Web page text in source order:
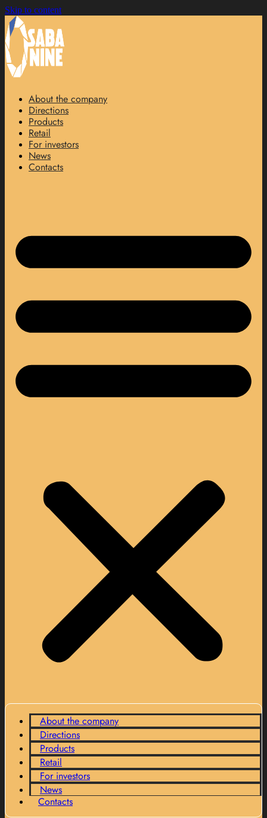
Skip to content
About the company
Directions
Products
Retail
For investors
News
Contacts
About the company
Directions
Products
Retail
For investors
News
Contacts